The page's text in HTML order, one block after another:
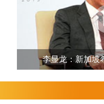
李显龙：新加坡